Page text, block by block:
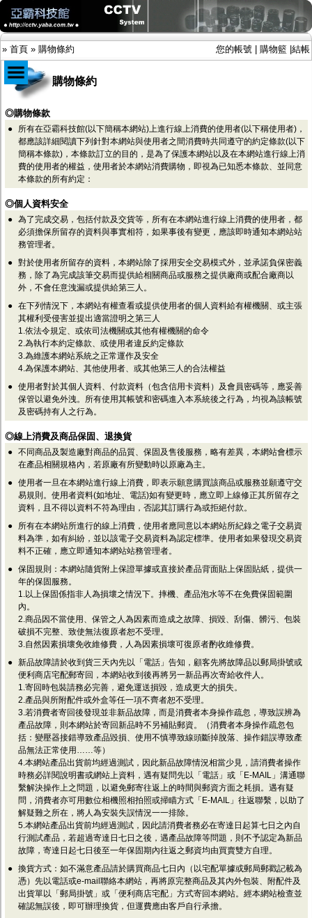
» 首頁 » 購物條約 您的帳號 購物籃 結帳
商品目錄
限時促銷特惠專案
IP網路攝影機及錄放影機
AHD DVR數位錄放影機
AHD半球型(適用屋內)
AHD中小型紅外線攝影機(適用騎樓、室內外)
AHD防護罩型攝影機(適用屋外，紅外線照射
距離遠）
AHD特殊功能型攝影機
旋轉型攝影機.旋轉台
傳統高解析攝影機
鏡頭
投光設備
防護罩及支架
多路攝影機單軸傳輸
監聽器.麥克風
網路設備
視訊轉換設備
雙絞線傳輸器
雜訊改善器
分配放大器
網路線用水晶頭
網路線
懶人線.同軸線.花線
線頭.插座.延長線.HDMI線
集線盒.防水盒.配線盒
變壓器.避雷器
轉接頭
偽裝嚇阻假監視器. 警示防盜貼紙
行車紀錄器.車用插座配件
客訂商品
購物條約
◎購物條款
●
所有在亞霸科技館(以下簡稱本網站)上進行線上消費的使用者(以下稱使用者)，
都應該詳細閱讀下列針對本網站與使用者之間消費時共同遵守的約定條款(以下
簡稱本條款)，本條款訂立的目的，是為了保護本網站以及在本網站進行線上消
費的使用者的權益，使用者於本網站消費購物，即視為已知悉本條款、並同意
本條款的所有約定：
◎個人資料安全
● 為了完成交易，包括付款及交貨等，所有在本網站進行線上消費的使用者，都
必須擔保所留存的資料與事實相符，如果事後有變更，應該即時通知本網站站
務管理者。
● 對於使用者所留存的資料，本網站除了採用安全交易模式外，並承諾負保密義
務，除了為完成該筆交易而提供給相關商品或服務之提供廠商或配合廠商以
外，不會任意洩漏或提供給第三人。
● 在下列情況下，本網站有權查看或提供使用者的個人資料給有權機關、或主張
其權利受侵害並提出適當證明之第三人
1.依法令規定、或依司法機關或其他有權機關的命令
2.為執行本約定條款、或使用者違反約定條款
3.為維護本網站系統之正常運作及安全
4.為保護本網站、其他使用者、或其他第三人的合法權益
● 使用者對於其個人資料、付款資料（包含信用卡資料）及會員密碼等，應妥善
保管以避免外洩。所有使用其帳號和密碼進入本系統後之行為，均視為該帳號
及密碼持有人之行為。
◎線上消費及商品保固、退換貨
● 不同商品及製造廠對商品的品質、保固及售後服務，略有差異，本網站會標示
在產品相關規格內，若原廠有所變動時以原廠為主。
● 使用者一旦在本網站進行線上消費，即表示願意購買該商品或服務並願遵守交
易規則。使用者資料(如地址、電話)如有變更時，應立即上線修正其所留存之
資料，且不得以資料不符為理由，否認其訂購行為或拒絕付款。
●
所有在本網站所進行的線上消費，使用者應同意以本網站所紀錄之電子交易資
料為準，如有糾紛，並以該電子交易資料為認定標準。使用者如果發現交易資
料不正確，應立即通知本網站站務管理者。
● 保固規則：本網站隨貨附上保證單據或直接於產品背面貼上保固貼紙，提供一
年的保固服務。
1.以上保固係指非人為損壞之情況下。摔機、產品泡水等不在免費保固範圍
內。
2.商品因不當使用、保管之人為因素而造成之故障、損毀、刮傷、髒污、包裝
破損不完整、致使無法復原者恕不受理。
3.自然因素損壞免收維修費，人為因素損壞可復原者酌收維修費。
● 新品故障請於收到貨三天內先以「電話」告知，顧客先將故障品以郵局掛號或
便利商店宅配郵寄回，本網站收到後再將另一新品再次寄給收件人。
1.寄回時包裝請務必完善，避免運送損毀，造成更大的損失。
2.產品與所附配件或外盒等任一項不齊者恕不受理。
3.若消費者寄回後發現並非新品故障，而是消費者本身操作疏忽，導致誤辨為
產品故障，則本網站於寄回新品時不另補貼郵資。（消費者本身操作疏忽包
括：變壓器接錯導致產品毀損、使用不慎導致線頭斷掉脫落、操作錯誤導致產
品無法正常使用……等）
4.本網站產品出貨前均經過測試，因此新品故障情況相當少見，請消費者操作
時務必詳閱說明書或網站上資料，遇有疑問先以「電話」或「E-MAIL」溝通聯
繫解決操作上之問題，以避免郵寄往返上的時間與郵資方面之耗損。遇有疑
問，消費者亦可用數位相機照相拍照或掃瞄方式「E-MAIL」往返聯繫，以助了
解疑難之所在，將人為安裝失誤情況一一排除。
5.本網站產品出貨前均經過測試，因此請消費者務必在寄達日起算七日之內自
行測試產品，若超過寄達日七日之後，遇產品故障等問題，則不予認定為新品
故障，寄達日起七日後至一年保固期內往返之郵資均由買賣雙方自理。
● 換貨方式：如不滿意產品請於購買商品七日內（以宅配單據或郵局郵戳記載為
憑）先以電話或e-mail聯絡本網站，再將原完整商品及其內外包裝、附配件及
出貨單以「郵局掛號」或「便利商店宅配」方式寄回本網站。經本網站檢查並
確認無誤後，即可辦理換貨，但運費應由客戶自行承擔。